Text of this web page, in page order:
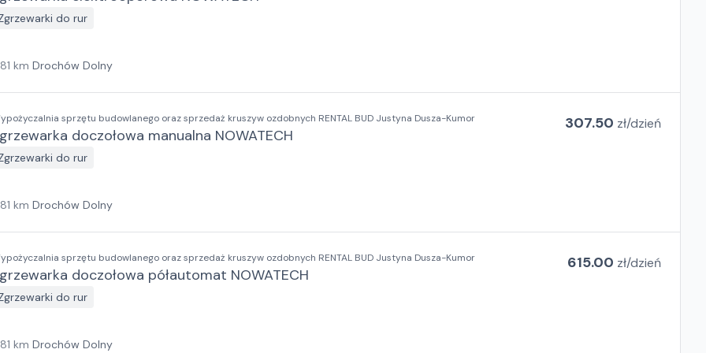
do rur
km Drochów Dolny
sprzętu budowlanego oraz sprzedaż kruszyw ozdobnych RENTAL BUD Justyna Dusza-Kumor
doczołowa manualna NOWATECH
do rur
307.50 zł/dzień
km Drochów Dolny
sprzętu budowlanego oraz sprzedaż kruszyw ozdobnych RENTAL BUD Justyna Dusza-Kumor
doczołowa półautomat NOWATECH
do rur
615.00 zł/dzień
km Drochów Dolny